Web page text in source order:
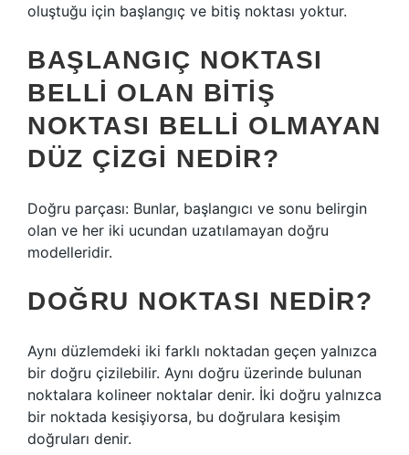
oluştuğu için başlangıç ​​ve bitiş noktası yoktur.
BAŞLANGIÇ NOKTASI
BELLI OLAN BITIŞ
NOKTASI BELLI OLMAYAN
DÜZ ÇIZGI NEDIR?
Doğru parçası: Bunlar, başlangıcı ve sonu belirgin
olan ve her iki ucundan uzatılamayan doğru
modelleridir.
DOĞRU NOKTASI NEDIR?
Aynı düzlemdeki iki farklı noktadan geçen yalnızca
bir doğru çizilebilir. Aynı doğru üzerinde bulunan
noktalara kolineer noktalar denir. İki doğru yalnızca
bir noktada kesişiyorsa, bu doğrulara kesişim
doğruları denir.